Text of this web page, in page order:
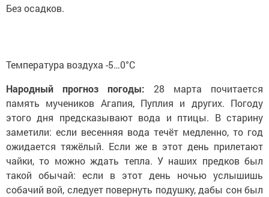
Без осадков.
Температура воздуха -5…0°C
Народный прогноз погоды: 28 марта почитается
память мучеников Агапия, Пуплия и других. Погоду
этого дня предсказывают вода и птицы. В старину
заметили: если весенняя вода течёт медленно, то год
ожидается тяжёлый. Если же в этот день прилетают
чайки, то можно ждать тепла. У наших предков был
такой обычай: если в этот день ночью услышишь
собачий вой, следует повернуть подушку, дабы сон был